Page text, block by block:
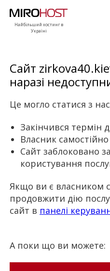
Найбільший хостинг в
Україні
Сайт
наразі
Це могло статися з
Закінчився термін
Власник
Сайт заблоковано
користування
Якщо ви є власником
продовжити дію
сайт в панелі
А поки що ви можете: